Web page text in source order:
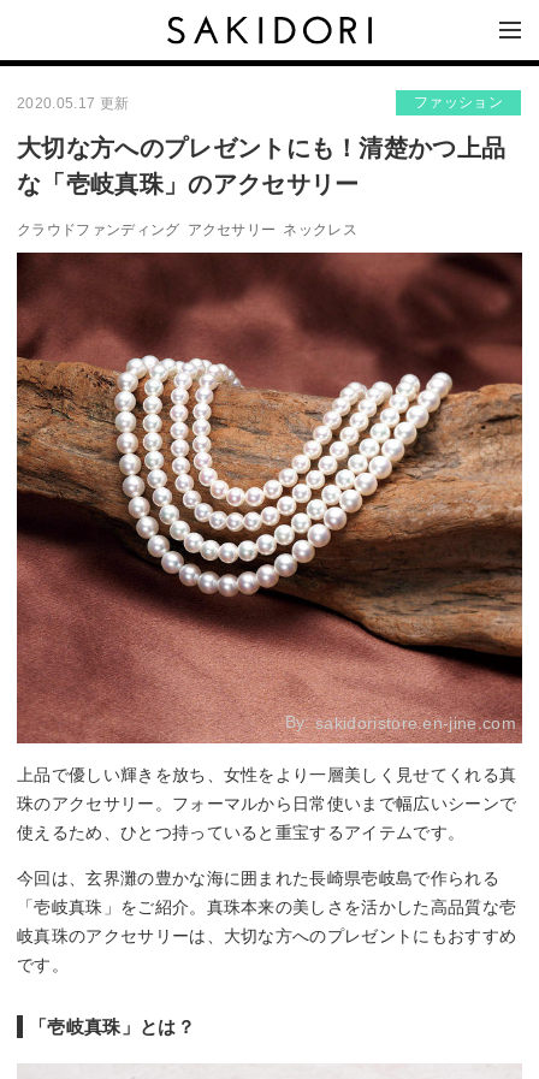
2020.05.17 更新 ファッション
大切な方へのプレゼントにも！清楚かつ上品
な「壱岐真珠」のアクセサリー
クラウドファンディング アクセサリー ネックレス
By:sakidoristore.en-jine.com
上品で優しい輝きを放ち、女性をより一層美しく見せてくれる真
珠のアクセサリー。フォーマルから日常使いまで幅広いシーンで
使えるため、ひとつ持っていると重宝するアイテムです。
今回は、玄界灘の豊かな海に囲まれた長崎県壱岐島で作られる
「壱岐真珠」をご紹介。真珠本来の美しさを活かした高品質な壱
岐真珠のアクセサリーは、大切な方へのプレゼントにもおすすめ
です。
「壱岐真珠」とは？